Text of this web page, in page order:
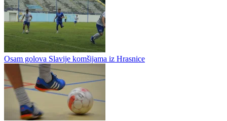
Borac dobija veliko pojačanje za nastavak sezone
Banjalučki Borac gleda da se pojača na startu nove sezone, a prema
našim informacijama jako blizu dolaska u Banjaluku je Anderson
Esiti. Ovaj iskusni vezni fudbaler je posljednje igrao za...